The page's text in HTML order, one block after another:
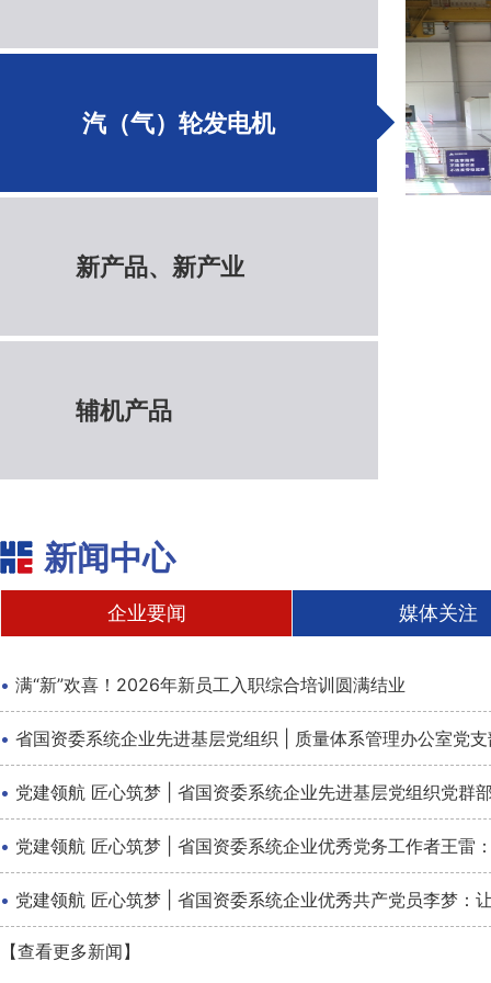
汽（气）轮发电机
新产品、新产业
辅机产品
新闻中心
企业要闻 媒体关注
· 满“新”欢喜！2026年新员工入职综合培训圆满结业
· 省国资委系统企业先进基层党组织 | 质量体系管理办公室党
· 党建领航 匠心筑梦 | 省国资委系统企业先进基层党组织党群
· 党建领航 匠心筑梦 | 省国资委系统企业优秀党务工作者王雷
· 党建领航 匠心筑梦 | 省国资委系统企业优秀共产党员李梦：
【查看更多新闻】